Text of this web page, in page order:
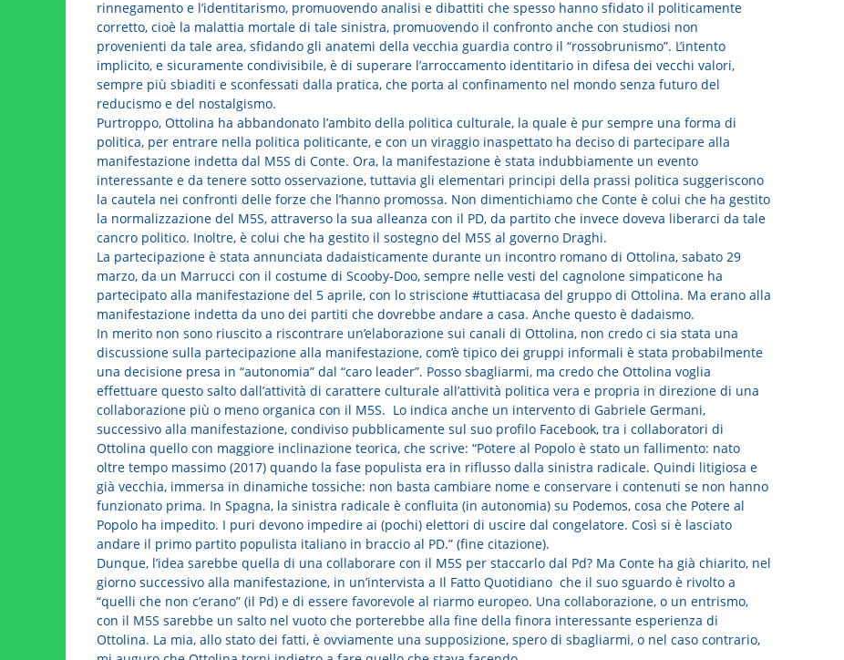
rinnegamento e l’identitarismo, promuovendo analisi e dibattiti che spesso hanno sfidato il politicamente
corretto, cioè la malattia mortale di tale sinistra, promuovendo il confronto anche con studiosi non
provenienti da tale area, sfidando gli anatemi della vecchia guardia contro il “rossobrunismo”. L’intento
implicito, e sicuramente condivisibile, è di superare l’arroccamento identitario in difesa dei vecchi valori,
sempre più sbiaditi e sconfessati dalla pratica, che porta al confinamento nel mondo senza futuro del
reducismo e del nostalgismo.
Purtroppo, Ottolina ha abbandonato l’ambito della politica culturale, la quale è pur sempre una forma di
politica, per entrare nella politica politicante, e con un viraggio inaspettato ha deciso di partecipare alla
manifestazione indetta dal M5S di Conte. Ora, la manifestazione è stata indubbiamente un evento
interessante e da tenere sotto osservazione, tuttavia gli elementari principi della prassi politica suggeriscono
la cautela nei confronti delle forze che l’hanno promossa. Non dimentichiamo che Conte è colui che ha gestito
la normalizzazione del M5S, attraverso la sua alleanza con il PD, da partito che invece doveva liberarci da tale
cancro politico. Inoltre, è colui che ha gestito il sostegno del M5S al governo Draghi.
La partecipazione è stata annunciata dadaisticamente durante un incontro romano di Ottolina, sabato 29
marzo, da un Marrucci con il costume di Scooby-Doo, sempre nelle vesti del cagnolone simpaticone ha
partecipato alla manifestazione del 5 aprile, con lo striscione #tuttiacasa del gruppo di Ottolina. Ma erano alla
manifestazione indetta da uno dei partiti che dovrebbe andare a casa. Anche questo è dadaismo.
In merito non sono riuscito a riscontrare un’elaborazione sui canali di Ottolina, non credo ci sia stata una
discussione sulla partecipazione alla manifestazione, com’è tipico dei gruppi informali è stata probabilmente
una decisione presa in “autonomia” dal “caro leader”. Posso sbagliarmi, ma credo che Ottolina voglia
effettuare questo salto dall’attività di carattere culturale all’attività politica vera e propria in direzione di una
collaborazione più o meno organica con il M5S. Lo indica anche un intervento di Gabriele Germani,
successivo alla manifestazione, condiviso pubblicamente sul suo profilo Facebook, tra i collaboratori di
Ottolina quello con maggiore inclinazione teorica, che scrive: “Potere al Popolo è stato un fallimento: nato
oltre tempo massimo (2017) quando la fase populista era in riflusso dalla sinistra radicale. Quindi litigiosa e
già vecchia, immersa in dinamiche tossiche: non basta cambiare nome e conservare i contenuti se non hanno
funzionato prima. In Spagna, la sinistra radicale è confluita (in autonomia) su Podemos, cosa che Potere al
Popolo ha impedito. I puri devono impedire ai (pochi) elettori di uscire dal congelatore. Così si è lasciato
andare il primo partito populista italiano in braccio al PD.” (fine citazione).
Dunque, l’idea sarebbe quella di una collaborare con il M5S per staccarlo dal Pd? Ma Conte ha già chiarito, nel
giorno successivo alla manifestazione, in un’intervista a Il Fatto Quotidiano che il suo sguardo è rivolto a
“quelli che non c’erano” (il Pd) e di essere favorevole al riarmo europeo. Una collaborazione, o un entrismo,
con il M5S sarebbe un salto nel vuoto che porterebbe alla fine della finora interessante esperienza di
Ottolina. La mia, allo stato dei fatti, è ovviamente una supposizione, spero di sbagliarmi, o nel caso contrario,